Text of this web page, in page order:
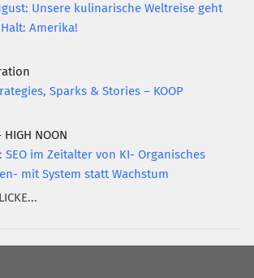
Unsere kulinarische Weltreise geht
Amerika!
Sparks & Stories – KOOP
HIGH NOON
SEO im Zeitalter von KI- Organisches
mit System statt Wachstum